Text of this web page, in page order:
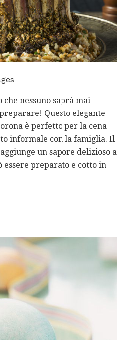
che nessuno saprà mai
Questo elegante
è perfetto per la cena
informale con la famiglia. Il
un sapore delizioso a
essere preparato e cotto in